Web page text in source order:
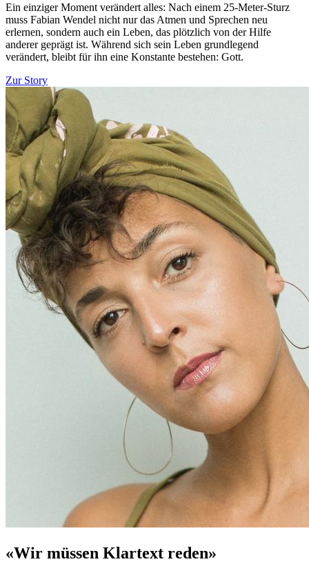
Ein einziger Moment verändert alles: Nach einem 25-Meter-Sturz
muss Fabian Wendel nicht nur das Atmen und Sprechen neu
erlernen, sondern auch ein Leben, das plötzlich von der Hilfe
anderer geprägt ist. Während sich sein Leben grundlegend
verändert, bleibt für ihn eine Konstante bestehen: Gott.
Zur Story
«Wir müssen Klartext reden»